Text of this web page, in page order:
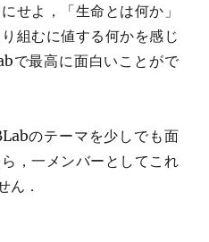
せよ，「生命とは何か」
組むに値する何かを感じ
で最高に面白いことがで
のテーマを少しでも面
，一メンバーとしてこれ
ん．